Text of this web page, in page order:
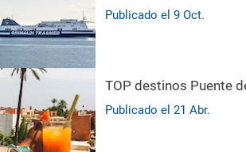
Publicado el 9 Oct.
TOP destinos Puente
Publicado el 21 Abr.